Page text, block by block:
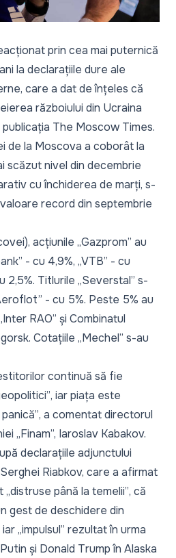
prin cea mai puternică
la declarațiile dure ale
care a dat de înțeles că
războiului din Ucraina
The Moscow Times.
de la Moscova a coborât la
scăzut nivel din decembrie
cu închiderea de marți, s-
record din septembrie
acțiunile „Gazprom” au
- cu 4,9%, „VTB” - cu
2,5%. Titlurile „Severstal” s-
- cu 5%. Peste 5% au
RAO” și Combinatul
Cotațiile „Mechel” s-au
continuă să fie
, iar piața este
, a comentat directorul
„Finam”, Iaroslav Kabakov.
declarațiile adjunctului
Riabkov, care a afirmat
„distruse până la temelii”, că
gest de deschidere din
iar„impulsul” rezultat în urma
și Donald Trump în Alaska